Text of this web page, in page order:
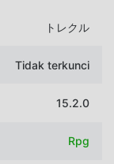
トレクル
Tidak terkunci
15.2.0
Rpg